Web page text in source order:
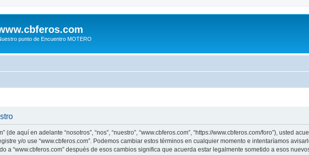
punto de Encuentro MOTERO
(de aquí en adelante “nosotros”, “nos”, “nuestro”, “www.cbferos.com”, “https://www.cbferos.com/foro”), usted
y/o use “www.cbferos.com”. Podemos cambiar estos términos en cualquier momento e intentaríamos
a “www.cbferos.com” después de esos cambios significa que acuerda estar legalmente sometido a esos